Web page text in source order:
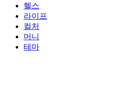
헬스
라이프
컬처
머니
테마